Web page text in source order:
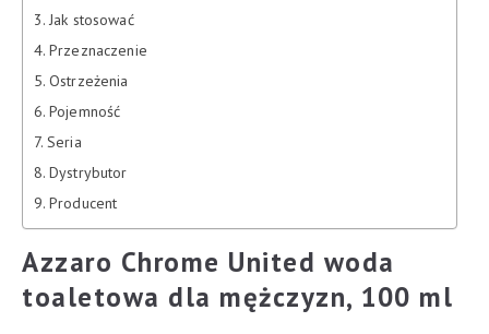
Jak stosować
Przeznaczenie
Ostrzeżenia
Pojemność
Seria
Dystrybutor
Producent
Azzaro Chrome United woda
toaletowa dla mężczyzn, 100 ml